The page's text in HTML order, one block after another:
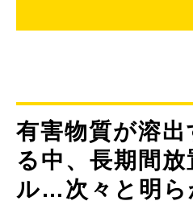
有害物質が溶
る中、長期間
ル…次々と明ら